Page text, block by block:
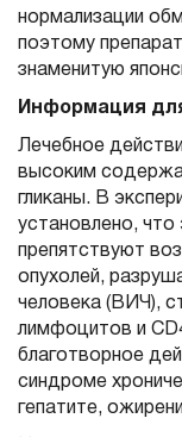
нормализации
поэтому
знаменитую
Информация
Лечебное
высоким
гликаны. В
установлено, что
препятствуют
опухолей,
человека (ВИЧ),
лимфоцитов и
благотворное
синдроме
гепатите,